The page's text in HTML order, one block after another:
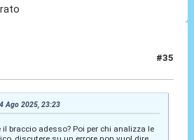
#35
Ago 2025, 23:23
il braccio adesso? Poi per chi analizza le